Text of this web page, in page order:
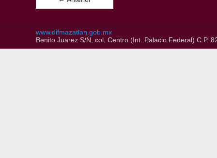
www.difmazatlan.gob.mx
Benito Juarez S/N, col. Centro (Int. Palacio Federal) C.P.